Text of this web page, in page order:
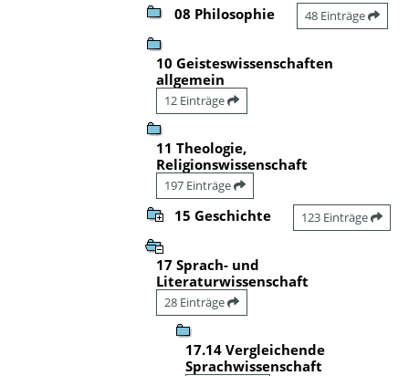
08 Philosophie 48 Einträge
10 Geisteswissenschaften
allgemein
12 Einträge
11 Theologie,
Religionswissenschaft
197 Einträge
15 Geschichte 123 Einträge
17 Sprach- und
Literaturwissenschaft
28 Einträge
17.14 Vergleichende
Sprachwissenschaft